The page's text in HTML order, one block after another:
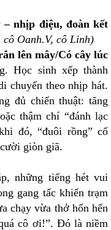
điệu, đoàn kết
Oanh.V, cô Linh)
lên mây/Có cây lúc
Học sinh xếp thành
chuyển theo nhịp hát.
đủ chiến thuật: tăng
thậm chí “đánh lạc
đó, “đuôi rồng” cố
giòn giã.
tiếng hét vui
gang tấc khiến trạm
chạy vừa thở hổn hển
cô ơi!”. Đó là niềm